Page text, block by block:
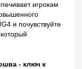
игрокам
и почувствуйте
- ключ к